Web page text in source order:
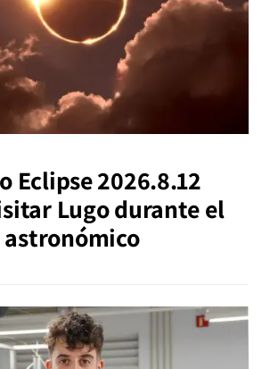
Eclipse 2026.8.12
Lugo durante el